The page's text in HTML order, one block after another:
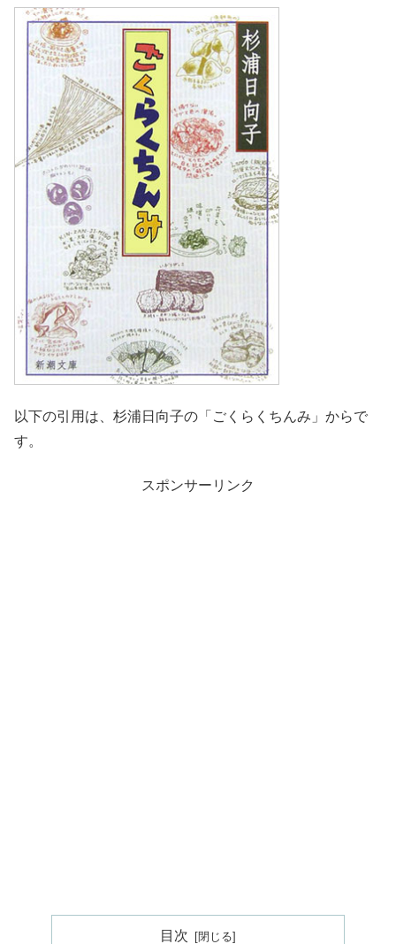
以下の引用は、杉浦日向子の「ごくらくちんみ」からで
す。
スポンサーリンク
目次